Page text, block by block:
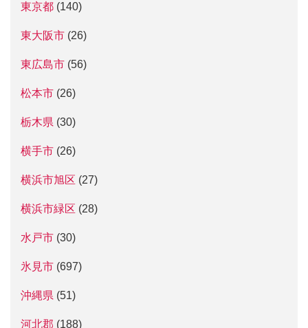
東京都 (140)
東大阪市 (26)
東広島市 (56)
松本市 (26)
栃木県 (30)
横手市 (26)
横浜市旭区 (27)
横浜市緑区 (28)
水戸市 (30)
氷見市 (697)
沖縄県 (51)
河北郡 (188)